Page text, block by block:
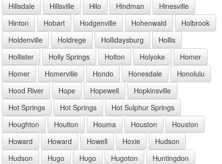
Hillsdale
Hillsville Hilo Hindman
Hinesville
Hinton
Hobart Hodgenville Hohenwald
Holbrook
Holdenville
Holdrege Hollidaysburg
Hollis
Hollister
Holly Springs Holton Holyoke
Homer
Homer
Homerville Hondo Honesdale
Honolulu
Hood River
Hope Hopewell
Hopkinsville
Hot Springs
Hot Springs
Hot Sulphur Springs
Houghton
Houlton Houma Houston
Houston
Howard
Howard Howell Hoxie
Hudson
Hudson
Hugo Hugo Hugoton
Huntingdon